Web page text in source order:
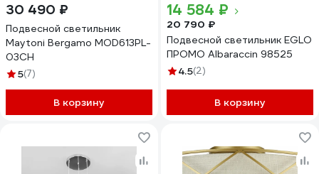
30 490 ₽
Подвесной светильник
Maytoni Bergamo MOD613PL-
03CH
5(7)
В корзину
14 584 ₽
20 790 ₽
Подвесной светильник EGLO
ПРОМО Albaraccin 98525
4.5(2)
В корзину